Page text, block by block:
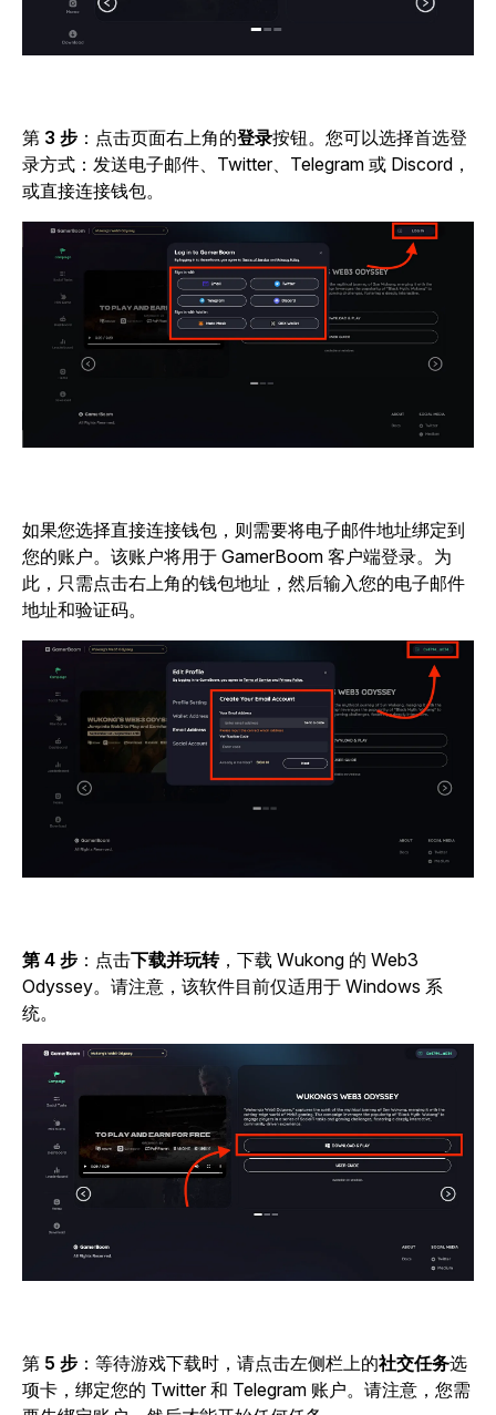
第 3 步 ：点击页面右上角的登录按钮。 您可以选择首选登
录方式：发送电子邮件、Twitter、Telegram 或 Discord，
或直接连接钱包。
如果您选择直接连接钱包，则需要将电子邮件地址绑定到
您的账户。该账户将用于 GamerBoom 客户端登录。为
此，只需点击右上角的钱包地址，然后输入您的电子邮件
地址和验证码。
第 4 步 ：点击下载并玩转，下载 Wukong 的 Web3
Odyssey。请注意，该软件目前仅适用于 Windows 系
统。
第 5 步 ：等待游戏下载时，请点击左侧栏上的社交任务选
项卡，绑定您的 Twitter 和 Telegram 账户。 请注意，您需